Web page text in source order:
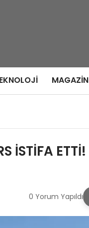
MAGAZIN
İSTİFA ETTİ!
0 Yorum Yapıldı